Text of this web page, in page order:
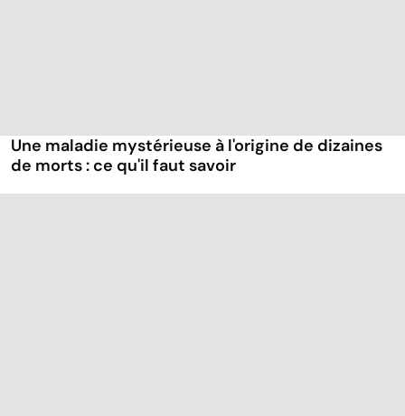
Une maladie mystérieuse à l'origine de dizaines
de morts : ce qu'il faut savoir